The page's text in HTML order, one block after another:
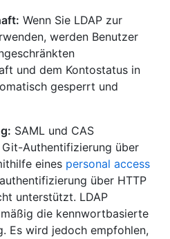
Wenn Sie LDAP zur
werden Benutzer
und dem Kontostatus in
gesperrt und
SAML und CAS
Authentifizierung über
eines personal access
über HTTP
unterstützt. LDAP
die kennwortbasierte
Es wird jedoch empfohlen,